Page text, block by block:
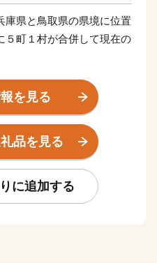
庫県と鳥取県の県境に位置
５町１村が合併して現在の
る岡山国際サーキットや
郷ベルの本拠地があったり
と言われています。
も作州黒の黒豆や近年では
パーフードも注目されてい
を見る
品を見る
に追加する